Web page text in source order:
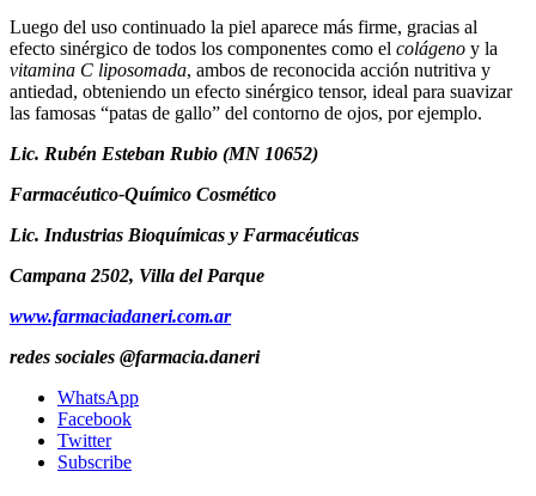
Luego del uso continuado la piel aparece más firme, gracias al
efecto sinérgico de todos los componentes como el colágeno y la
vitamina C liposomada, ambos de reconocida acción nutritiva y
antiedad, obteniendo un efecto sinérgico tensor, ideal para suavizar
las famosas “patas de gallo” del contorno de ojos, por ejemplo.
Lic. Rubén Esteban Rubio (MN 10652)
Farmacéutico-Químico Cosmético
Lic. Industrias Bioquímicas y Farmacéuticas
Campana 2502, Villa del Parque
www.farmaciadaneri.com.ar
redes sociales @farmacia.daneri
WhatsApp
Facebook
Twitter
Subscribe